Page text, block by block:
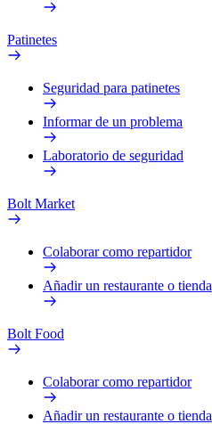
Patinetes
Seguridad para patinetes
Informar de un problema
Laboratorio de seguridad
Bolt Market
Colaborar como repartidor
Añadir un restaurante o tienda
Bolt Food
Colaborar como repartidor
Añadir un restaurante o tienda